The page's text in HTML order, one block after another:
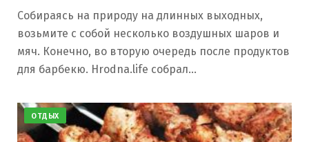
Собираясь на природу на длинных выходных,
возьмите с собой несколько воздушных шаров и
мяч. Конечно, во вторую очередь после продуктов
для барбекю. Hrodna.life собрал…
ОТДЫХ